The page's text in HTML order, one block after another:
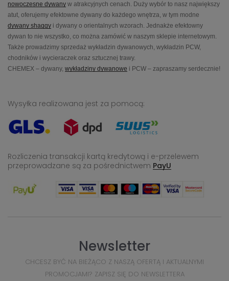
nowoczesne dywany w atrakcyjnych cenach. Duży wybór to nasz największy
atut, oferujemy efektowne dywany do każdego wnętrza, w tym modne
dywany shaggy i dywany o orientalnych wzorach. Jednakże efektowny
dywan to nie wszystko, co można zamówić w naszym sklepie internetowym.
Także prowadzimy sprzedaż wykładzin dywanowych, wykładzin PCW,
chodników i wycieraczek oraz sztucznej trawy.
CHEMEX – dywany, wykładziny dywanowe i PCW – zapraszamy serdecznie!
Wysyłka realizowana jest za pomocą:
Rozliczenia transakcji kartą kredytową i e-przelewem
przeprowadzane są za pośrednictwem PayU
Newsletter
CHCESZ BYĆ NA BIEŻĄCO Z NASZĄ OFERTĄ I AKTUALNYMI
PROMOCJAMI? ZAPISZ SIĘ DO NEWSLETTERA